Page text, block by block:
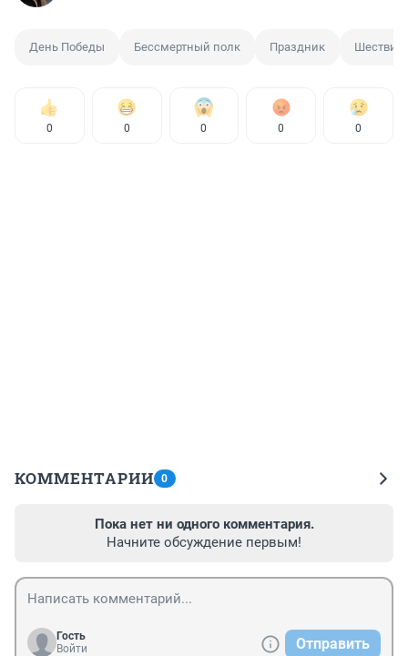
День Победы Бессмертный полк Праздник Шествие
0 0 0 0 0
КОММЕНТАРИИ 0
Пока нет ни одного комментария.
Начните обсуждение первым!
Гость
Войти
Отправить